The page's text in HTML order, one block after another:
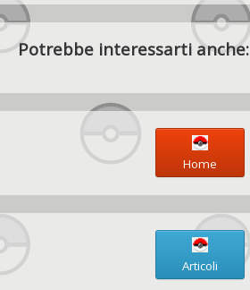
Potrebbe interessarti anche:
Home
Articoli